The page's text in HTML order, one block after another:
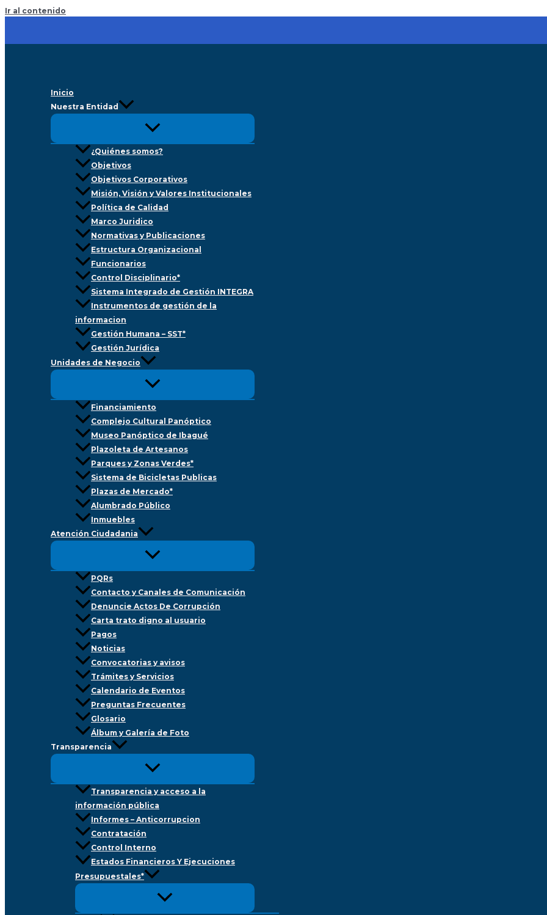
Ir al contenido
Inicio
Nuestra Entidad
¿Quiénes somos?
Objetivos
Objetivos Corporativos
Misión, Visión y Valores Institucionales
Política de Calidad
Marco Juridico
Normativas y Publicaciones
Estructura Organizacional
Funcionarios
Control Disciplinario*
Sistema Integrado de Gestión INTEGRA
Instrumentos de gestión de la
informacion
Gestión Humana – SST*
Gestión Jurídica
Unidades de Negocio
Financiamiento
Complejo Cultural Panóptico
Museo Panóptico de Ibagué
Plazoleta de Artesanos
Parques y Zonas Verdes*
Sistema de Bicicletas Publicas
Plazas de Mercado*
Alumbrado Público
Inmuebles
Atención Ciudadania
PQRs
Contacto y Canales de Comunicación
Denuncie Actos De Corrupción
Carta trato digno al usuario
Pagos
Noticias
Convocatorias y avisos
Trámites y Servicios
Calendario de Eventos
Preguntas Frecuentes
Glosario
Álbum y Galería de Foto
Transparencia
Transparencia y acceso a la
información pública
Informes – Anticorrupcion
Contratación
Control Interno
Estados Financieros Y Ejecuciones
Presupuestales*